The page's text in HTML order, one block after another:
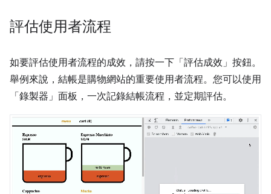
評估使用者流程
如要評估使用者流程的成效，請按一下「評估成效」 按鈕。
舉例來說，結帳是購物網站的重要使用者流程。您可以使用
「錄製器」 面板，一次記錄結帳流程，並定期評估。